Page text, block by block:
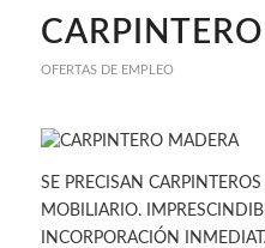
OFERTAS DE EMPLEO
SE PRECISAN
MOBILIARIO.
INCORPORACIÓN